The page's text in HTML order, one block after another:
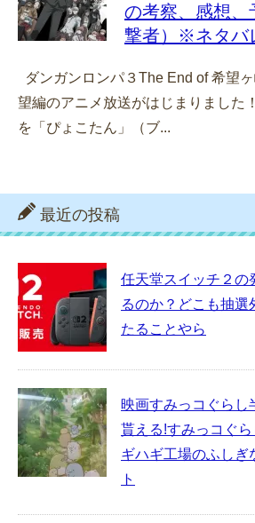
の考察、感想、
撃者）※ネタバ
ダンガンロンパ３The End of 希望
望編のアニメ放送がはじまりました
を「ぴょこたん」（ブ...
最近の投稿
任天堂スイッチ２の
るのか？どこも抽選
たることやら
映画すみっコぐらし
貰える!すみっコぐ
ギハギ工場のふしぎ
ト